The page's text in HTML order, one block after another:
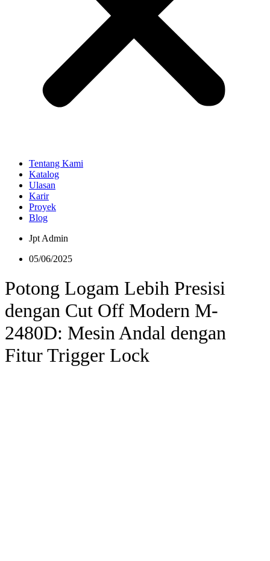
Tentang Kami
Katalog
Ulasan
Karir
Proyek
Blog
Jpt Admin
05/06/2025
Potong Logam Lebih Presisi
dengan Cut Off Modern M-
2480D: Mesin Andal dengan
Fitur Trigger Lock